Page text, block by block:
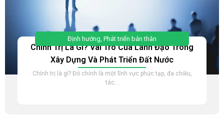
Định hướng, Phát triển bản thân
Chính Trị Là Gì? Vai Trò Của Lãnh Đạo Trong
Xây Dựng Và Phát Triển Đất Nước
Chính trị là gì? Đó chính là một lĩnh vực phức tạp, đa chiều,
tác...